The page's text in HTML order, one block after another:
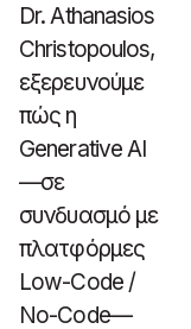
Dr. Athanasios
Christopoulos,
εξερευνούμε
πώς η
Generative AI
—σε
συνδυασμό με
πλατφόρμες
Low-Code /
No-Code—